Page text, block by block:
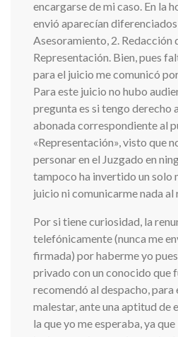
encargarse de mi caso. En la
envió aparecían
Asesoramiento, 2. Redacción
Representación. Bien, pues
para el juicio me comunicó
Para este juicio no hubo
pregunta es si tengo derecho
abonada correspondiente al
«Representación», visto que
personar en el Juzgado en
tampoco ha invertido un solo
juicio ni comunicarme nada al
Por si tiene curiosidad, la
telefónicamente (nunca me
firmada) por haberme yo
privado con un conocido que
recomendó al despacho, para
malestar, ante una aptitud de
la que yo me esperaba, ya